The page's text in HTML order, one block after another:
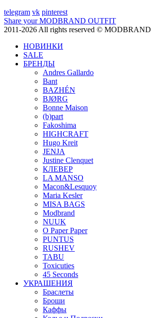
telegram vk pinterest
Share your MODBRAND OUTFIT
2011-2026 All rights reserved © MODBRAND
НОВИНКИ
SALE
БРЕНДЫ
Andres Gallardo
Bant
BAZHÉN
BJØRG
Bonne Maison
(b)part
Fakoshima
HIGHCRAFT
Hugo Kreit
JENJA
Justine Clenquet
КЛЕВЕР
LA MANSO
Macon&Lesquoy
Maria Kesler
MISA BAGS
Modbrand
NUUK
O Paper Paper
PUNTUS
RUSHEV
TABU
Toxicuties
45 Seconds
УКРАШЕНИЯ
Браслеты
Броши
Каффы